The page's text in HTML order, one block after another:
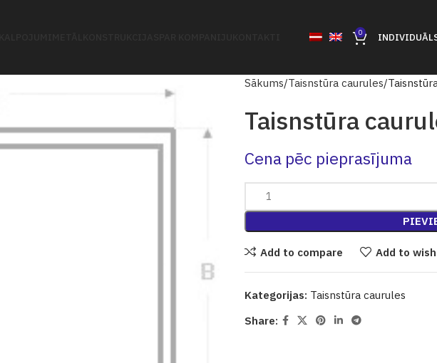
0
Sākums Taisnstūra caurules
Taisnstūra
Cena pēc pieprasījuma
Add to compare Add to
Kategorijas: Taisnstūra caurules
Share: